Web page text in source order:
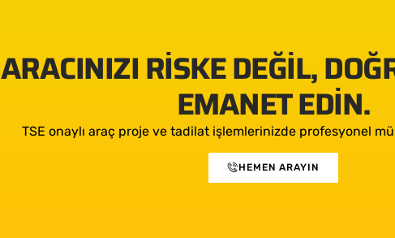
ARACINIZI RISKE DEĞIL,
EMANET EDIN.
TSE onaylı araç proje ve tadilat işlemlerinizde profesyonel
HEMEN ARAYIN